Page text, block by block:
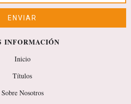
INFORMACIÓN
Inicio
Títulos
Sobre Nosotros